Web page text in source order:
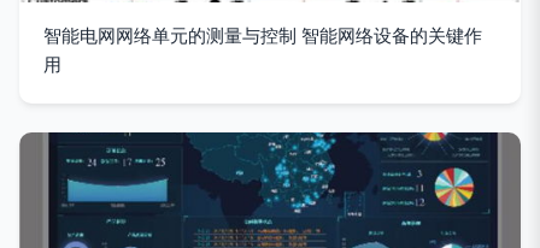
智能电网网络单元的测量与控制 智能网络设备的关键作
用